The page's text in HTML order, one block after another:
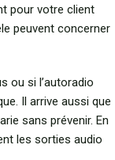
pour votre client
peuvent concerner
ou si l’autoradio
Il arrive aussi que
sans prévenir. En
les sorties audio